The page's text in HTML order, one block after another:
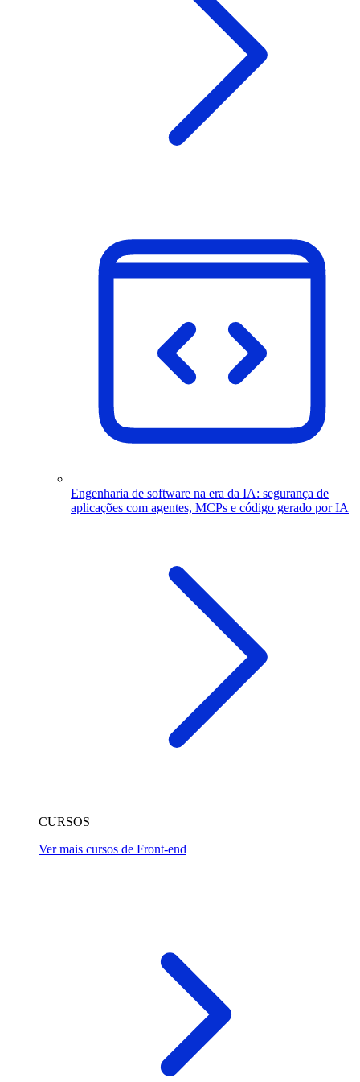
Engenharia de software na era da IA: segurança de
aplicações com agentes, MCPs e código gerado por IA
CURSOS
Ver mais cursos de Front-end